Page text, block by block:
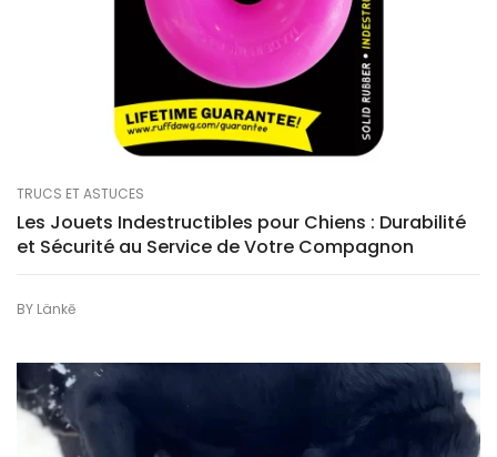
TRUCS ET ASTUCES
Les Jouets Indestructibles pour Chiens : Durabilité
et Sécurité au Service de Votre Compagnon
BY Länkē